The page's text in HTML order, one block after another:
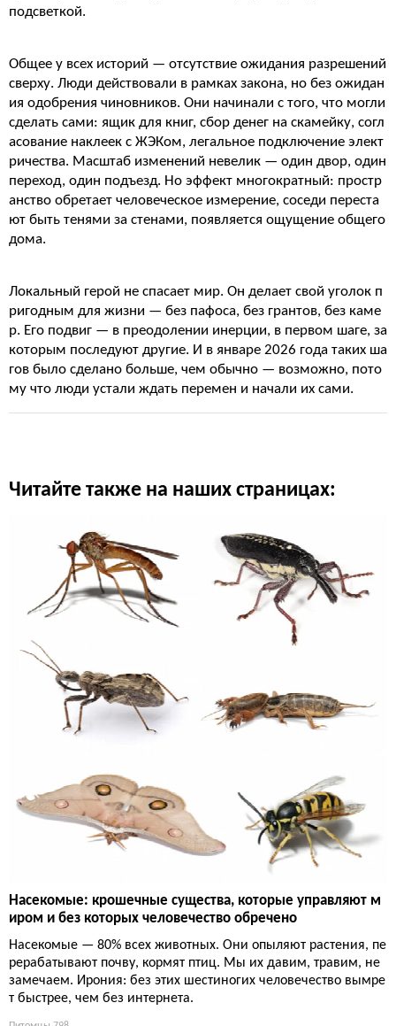
подсветкой.
Общее у всех историй — отсутствие ожидания разрешений
сверху. Люди действовали в рамках закона, но без ожидан
ия одобрения чиновников. Они начинали с того, что могли
сделать сами: ящик для книг, сбор денег на скамейку, согл
асование наклеек с ЖЭКом, легальное подключение элект
ричества. Масштаб изменений невелик — один двор, один
переход, один подъезд. Но эффект многократный: простр
анство обретает человеческое измерение, соседи переста
ют быть тенями за стенами, появляется ощущение общего
дома.
Локальный герой не спасает мир. Он делает свой уголок п
ригодным для жизни — без пафоса, без грантов, без каме
р. Его подвиг — в преодолении инерции, в первом шаге, за
которым последуют другие. И в январе 2026 года таких ша
гов было сделано больше, чем обычно — возможно, пото
му что люди устали ждать перемен и начали их сами.
Читайте также на наших страницах:
Насекомые: крошечные существа, которые управляют м
иром и без которых человечество обречено
Насекомые — 80% всех животных. Они опыляют растения, пе
рерабатывают почву, кормят птиц. Мы их давим, травим, не
замечаем. Ирония: без этих шестиногих человечество вымре
т быстрее, чем без интернета.